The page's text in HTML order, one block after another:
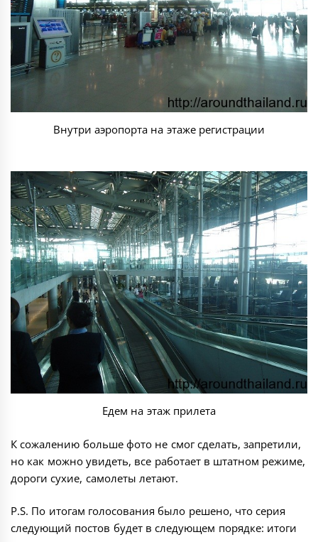
Внутри аэропорта на этаже регистрации
Едем на этаж прилета
К сожалению больше фото не смог сделать, запретили,
но как можно увидеть, все работает в штатном режиме,
дороги сухие, самолеты летают.
P.S. По итогам голосования было решено, что серия
следующий постов будет в следующем порядке: итоги